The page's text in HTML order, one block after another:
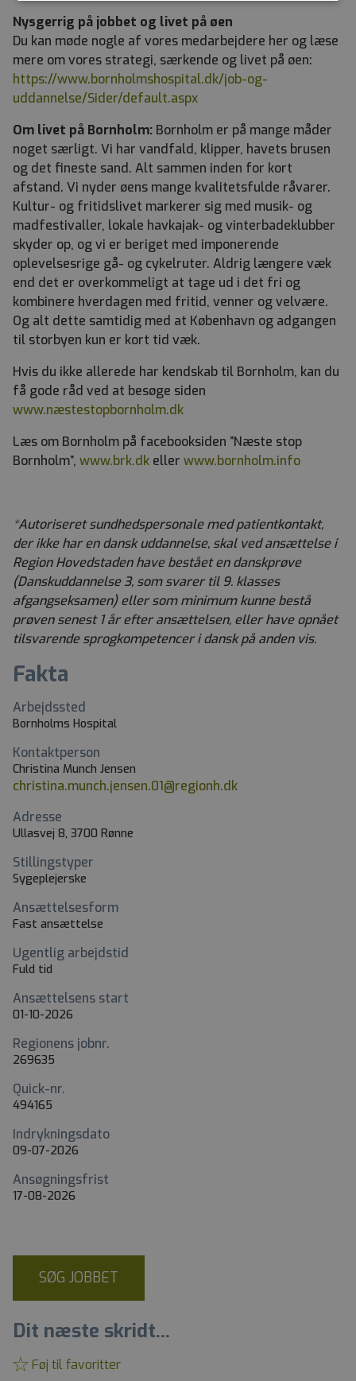
Nysgerrig på jobbet og livet på øen
Du kan møde nogle af vores medarbejdere her og læse
mere om vores strategi, særkende og livet på øen:
https://www.bornholmshospital.dk/job-og-
uddannelse/Sider/default.aspx
Om livet på Bornholm: Bornholm er på mange måder
noget særligt. Vi har vandfald, klipper, havets brusen
og det fineste sand. Alt sammen inden for kort
afstand. Vi nyder øens mange kvalitetsfulde råvarer.
Kultur- og fritidslivet markerer sig med musik- og
madfestivaller, lokale havkajak- og vinterbadeklubber
skyder op, og vi er beriget med imponerende
oplevelsesrige gå- og cykelruter. Aldrig længere væk
end det er overkommeligt at tage ud i det fri og
kombinere hverdagen med fritid, venner og velvære.
Og alt dette samtidig med at København og adgangen
til storbyen kun er kort tid væk.
Hvis du ikke allerede har kendskab til Bornholm, kan du
få gode råd ved at besøge siden
www.næstestopbornholm.dk
Læs om Bornholm på facebooksiden ”Næste stop
Bornholm”, www.brk.dk eller www.bornholm.info
*Autoriseret sundhedspersonale med patientkontakt,
der ikke har en dansk uddannelse, skal ved ansættelse i
Region Hovedstaden have bestået en danskprøve
(Danskuddannelse 3, som svarer til 9. klasses
afgangseksamen) eller som minimum kunne bestå
prøven senest 1 år efter ansættelsen, eller have opnået
tilsvarende sprogkompetencer i dansk på anden vis.
Fakta
Arbejdssted
Bornholms Hospital
Kontaktperson
Christina Munch Jensen
christina.munch.jensen.01@regionh.dk
Adresse
Ullasvej 8, 3700 Rønne
Stillingstyper
Sygeplejerske
Ansættelsesform
Fast ansættelse
Ugentlig arbejdstid
Fuld tid
Ansættelsens start
01-10-2026
Regionens jobnr.
269635
Quick-nr.
494165
Indrykningsdato
09-07-2026
Ansøgningsfrist
17-08-2026
SØG JOBBET
Dit næste skridt...
Føj til favoritter